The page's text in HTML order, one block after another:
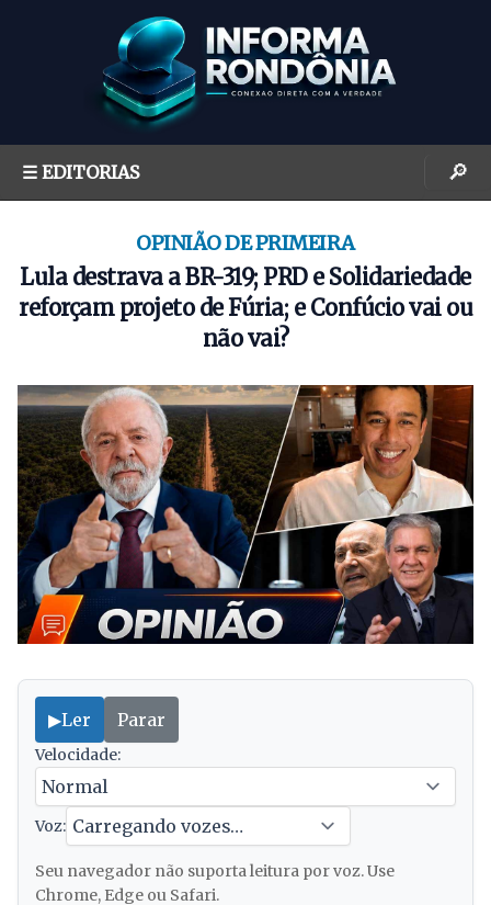
☰ EDITORIAS 🔎
OPINIÃO DE PRIMEIRA
Lula destrava a BR-319; PRD e Solidariedade
reforçam projeto de Fúria; e Confúcio vai ou
não vai?
▶Ler Parar
Velocidade:
Voz:
Seu navegador não suporta leitura por voz. Use
Chrome, Edge ou Safari.